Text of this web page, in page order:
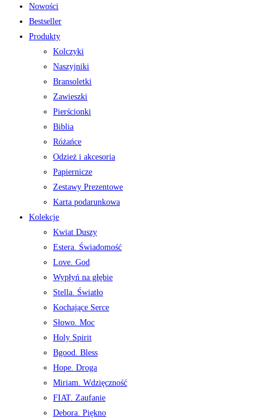
Nowości
Bestseller
Produkty
Kolczyki
Naszyjniki
Bransoletki
Zawieszki
Pierścionki
Biblia
Różańce
Odzież i akcesoria
Papiernicze
Zestawy Prezentowe
Karta podarunkowa
Kolekcje
Kwiat Duszy
Estera. Świadomość
Love. God
Wypłyń na głębie
Stella. Światło
Kochające Serce
Słowo. Moc
Holy Spirit
Bgood. Bless
Hope. Droga
Miriam. Wdzięczność
FIAT. Zaufanie
Debora. Piękno